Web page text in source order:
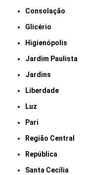
Consolação
Glicério
Higienópolis
Jardim Paulista
Jardins
Liberdade
Luz
Pari
Região Central
República
Santa Cecília